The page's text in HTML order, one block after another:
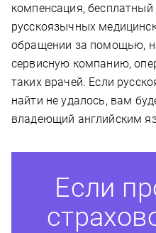
компенсация,
русскоязычных
обращении за помощью,
сервисную компанию,
таких врачей. Если
найти не удалось, вам
владеющий английским
Если